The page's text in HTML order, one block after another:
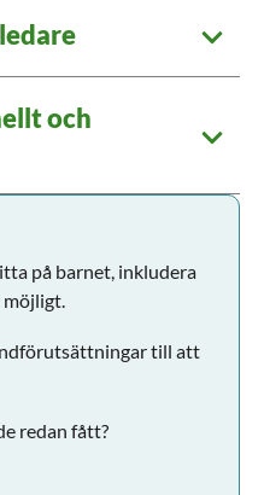
och
på barnet, inkludera
möjligt.
till att
redan fått?